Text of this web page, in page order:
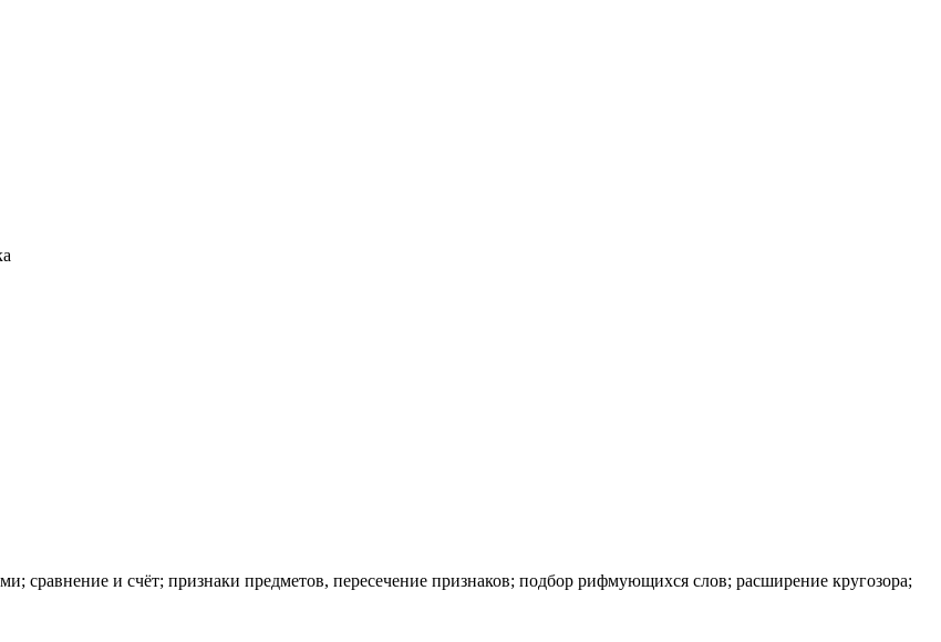
и счёт; признаки предметов, пересечение признаков; подбор рифмующихся слов; расширение кругозора;